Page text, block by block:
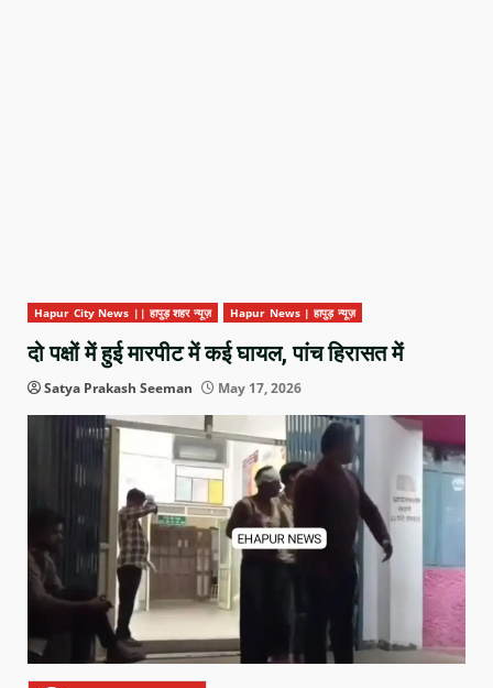
Hapur City News || हापुड़ शहर न्यूज़ Hapur News | हापुड़ न्यूज़
दो पक्षों में हुई मारपीट में कई घायल, पांच हिरासत में
Satya Prakash Seeman May 17, 2026